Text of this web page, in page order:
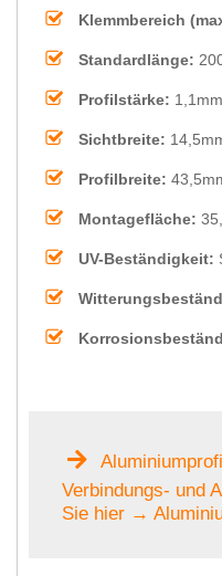
Klemmbereich
Standardlänge:
Profilstärke: 1,1mm
Sichtbreite:
Profilbreite:
Montagefläche:
UV-Beständigkeit:
Verbindungs- und
Sie hier →